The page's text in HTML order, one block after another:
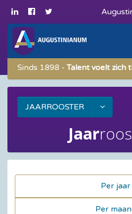
Sinds 1898 -Talent voelt zich
JAARROOSTER
Jaar
Per jaar
Per